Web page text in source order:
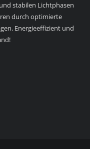
stabilen Lichtphasen
durch optimierte
Energieeffizient und